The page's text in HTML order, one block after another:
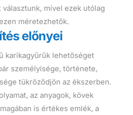
mivel ezek utólag
méretezhetők.
előnyei
karikagyűrűk lehetőséget
személyisége, története,
tükröződjön az ékszerben.
az anyagok, kövek
is értékes emlék, a